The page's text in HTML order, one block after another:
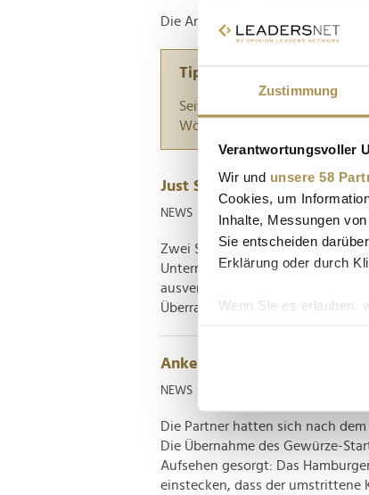
Zustimmung
Verantwortungsvoller
Wir und unsere 58
Cookies, um
Inhalte, Messungen
Sie entscheiden
Erklärung oder durch
Wenn Sie es erlauben,
Erfahren Sie mehr
Wir verwenden
und die Zugriffe auf
Website an unsere
Die Anfrage ergab 2 Treffer.
Tipp
Seiten suchen, die genau
Wörter zwischen
Just Spices: Zweite
NEWS | 23.03.2025
Zwei Stunden hat es gedauert,
Unternehmen Just Spices seine
ausverkaufen konnte. Angesichts
Überraschung eigentlich, dass es
Ankerkraut-Influencer
NEWS
Die Partner hatten sich nach
Die Übernahme des Gewürze-
Aufsehen gesorgt: Das
einstecken, dass der umstrittene